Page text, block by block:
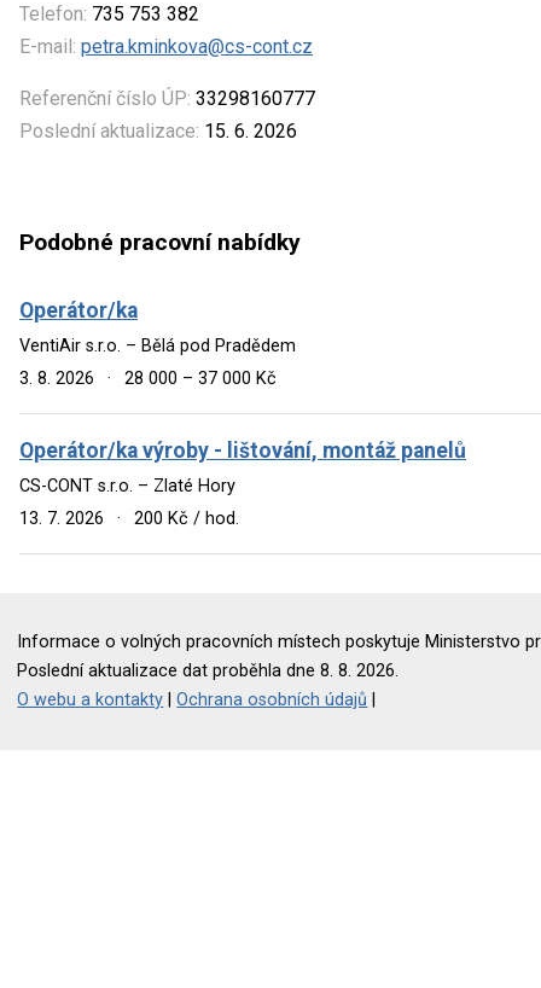
Telefon: 735 753 382
E-mail: petra.kminkova@cs-cont.cz
Referenční číslo ÚP: 33298160777
Poslední aktualizace: 15. 6. 2026
Podobné pracovní nabídky
Operátor/ka
VentiAir s.r.o. – Bělá pod Pradědem
3. 8. 2026
· 28 000 – 37 000 Kč
Operátor/ka výroby - lištování, montáž panelů
CS-CONT s.r.o. – Zlaté Hory
13. 7. 2026
· 200 Kč / hod.
Informace o volných pracovních místech poskytuje Ministerstvo
Poslední aktualizace dat proběhla dne 8. 8. 2026.
O webu a kontakty |Ochrana osobních údajů